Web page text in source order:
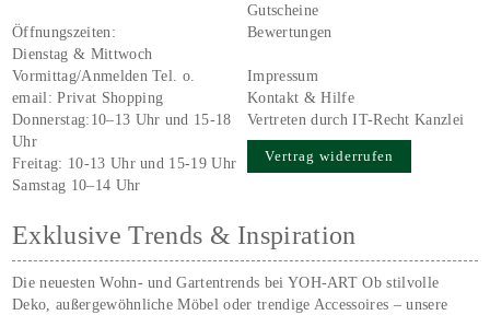
Öffnungszeiten:
Dienstag & Mittwoch
Vormittag/Anmelden Tel. o.
email:Privat Shopping
Donnerstag:10–13 Uhr und 15-18
Uhr
Freitag: 10-13 Uhr und 15-19 Uhr
Samstag 10–14 Uhr
Gutscheine
Bewertungen
Impressum
Kontakt & Hilfe
Vertreten durch IT-Recht Kanzlei
Vertrag widerrufen
Exklusive Trends & Inspiration
Die neuesten Wohn- und Gartentrends bei YOH‑ART Ob stilvolle
Deko, außergewöhnliche Möbel oder trendige Accessoires – unsere